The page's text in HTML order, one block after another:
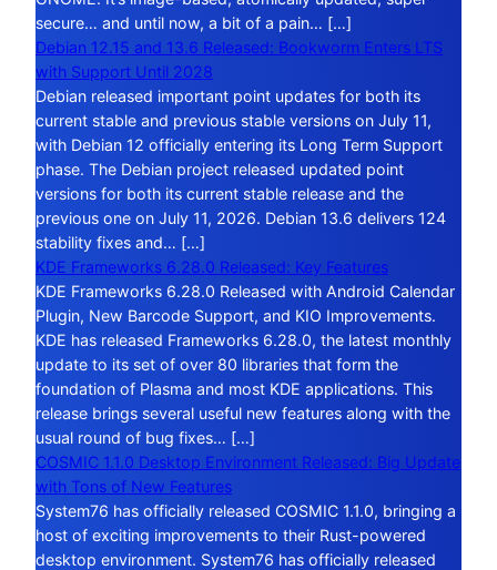
secure… and until now, a bit of a pain… […]
Debian 12.15 and 13.6 Released: Bookworm Enters LTS
with Support Until 2028
Debian released important point updates for both its
current stable and previous stable versions on July 11,
with Debian 12 officially entering its Long Term Support
phase. The Debian project released updated point
versions for both its current stable release and the
previous one on July 11, 2026. Debian 13.6 delivers 124
stability fixes and… […]
KDE Frameworks 6.28.0 Released: Key Features
KDE Frameworks 6.28.0 Released with Android Calendar
Plugin, New Barcode Support, and KIO Improvements.
KDE has released Frameworks 6.28.0, the latest monthly
update to its set of over 80 libraries that form the
foundation of Plasma and most KDE applications. This
release brings several useful new features along with the
usual round of bug fixes… […]
COSMIC 1.1.0 Desktop Environment Released: Big Update
with Tons of New Features
System76 has officially released COSMIC 1.1.0, bringing a
host of exciting improvements to their Rust-powered
desktop environment. System76 has officially released